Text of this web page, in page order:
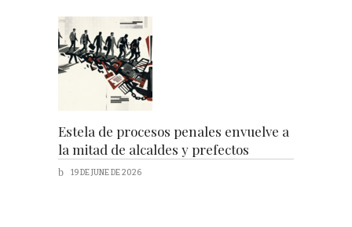
Estela de procesos penales envuelve a
la mitad de alcaldes y prefectos
19 DE JUNE DE 2026